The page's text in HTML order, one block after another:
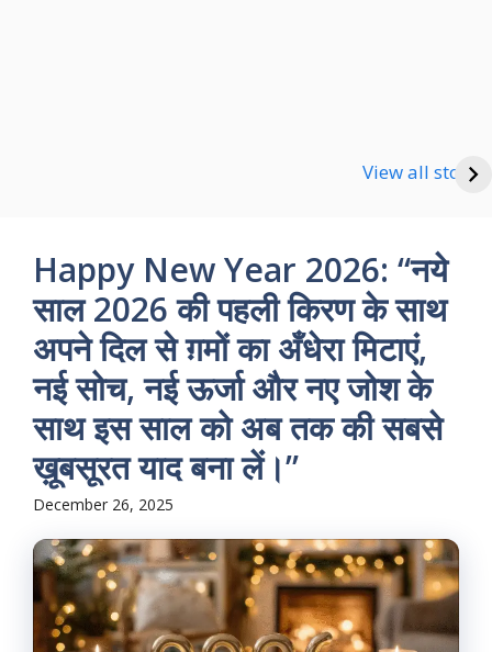
View all stories
Good Night Shayari
Happy New Year 2026: “नये
साल 2026 की पहली किरण के साथ
अपने दिल से ग़मों का अँधेरा मिटाएं,
नई सोच, नई ऊर्जा और नए जोश के
साथ इस साल को अब तक की सबसे
ख़ूबसूरत याद बना लें।”
December 26, 2025